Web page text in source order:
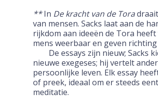
**In De kracht van de Tora
van mensen. Sacks laat aan de
rijkdom aan ideeën de Tora
mens weerbaar en geven
De essays zijn nieuw; Sacks
nieuwe exegeses; hij vertelt
persoonlijke leven. Elk essay
of preek, ideaal om er steeds
meditatie.